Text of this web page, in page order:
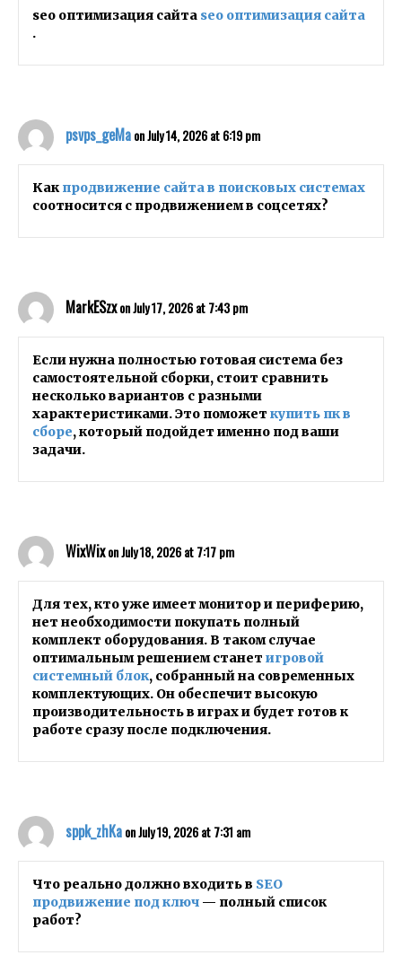
seo оптимизация сайта seo оптимизация сайта
.
psvps_geMaon July 14, 2026 at 6:19 pm
Какпродвижение сайта в поисковых системах
соотносится с продвижением в соцсетях?
MarkESzxon July 17, 2026 at 7:43 pm
Если нужна полностью готовая система без
самостоятельной сборки, стоит сравнить
несколько вариантов с разными
характеристиками. Это поможет купить пк в
сборе, который подойдет именно под ваши
задачи.
WixWixon July 18, 2026 at 7:17 pm
Для тех, кто уже имеет монитор и периферию,
нет необходимости покупать полный
комплект оборудования. В таком случае
оптимальным решением станет игровой
системный блок, собранный на современных
комплектующих. Он обеспечит высокую
производительность в играх и будет готов к
работе сразу после подключения.
sppk_zhKaon July 19, 2026 at 7:31 am
Что реально должно входить в SEO
продвижение под ключ — полный список
работ?